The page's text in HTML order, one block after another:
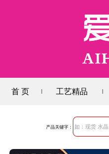
首 页 工艺精品
产品关键字：